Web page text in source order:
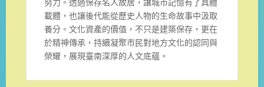
載體，也讓後代能從歷史人物的生命故事中汲取
養分。文化資產的價值，不只是建築保存，更在
於精神傳承，持續凝聚市民對地方文化的認同與
榮耀，展現臺南深厚的人文底蘊。